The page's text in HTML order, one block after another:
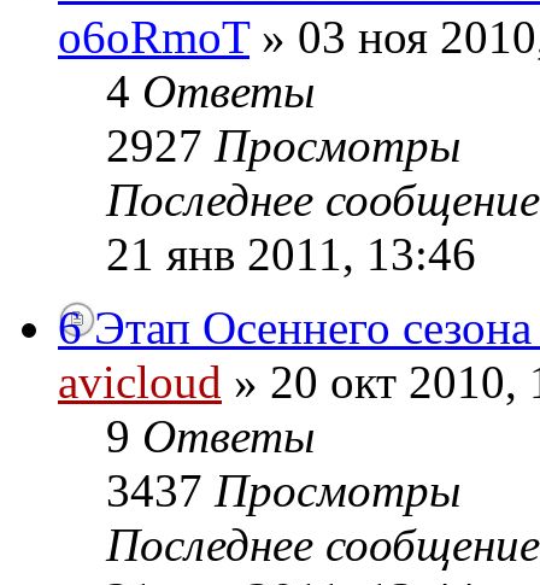
o6oRmoT» 03 ноя
4 Ответы
2927 Просмотры
Последнее
21 янв 2011, 13:46
6 Этап Осеннего
avicloud » 20 окт 2010,
9 Ответы
3437 Просмотры
Последнее